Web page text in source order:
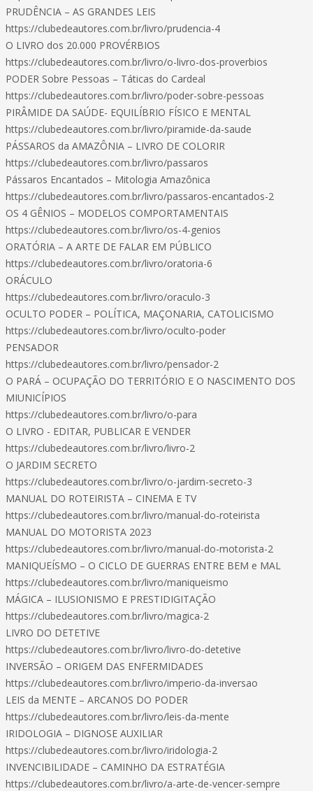
PRUDÊNCIA – AS GRANDES LEIS
https://clubedeautores.com.br/livro/prudencia-4
O LIVRO dos 20.000 PROVÉRBIOS
https://clubedeautores.com.br/livro/o-livro-dos-proverbios
PODER Sobre Pessoas – Táticas do Cardeal
https://clubedeautores.com.br/livro/poder-sobre-pessoas
PIRÂMIDE DA SAÚDE- EQUILÍBRIO FÍSICO E MENTAL
https://clubedeautores.com.br/livro/piramide-da-saude
PÁSSAROS da AMAZÔNIA – LIVRO DE COLORIR
https://clubedeautores.com.br/livro/passaros
Pássaros Encantados – Mitologia Amazônica
https://clubedeautores.com.br/livro/passaros-encantados-2
OS 4 GÊNIOS – MODELOS COMPORTAMENTAIS
https://clubedeautores.com.br/livro/os-4-genios
ORATÓRIA – A ARTE DE FALAR EM PÚBLICO
https://clubedeautores.com.br/livro/oratoria-6
ORÁCULO
https://clubedeautores.com.br/livro/oraculo-3
OCULTO PODER – POLÍTICA, MAÇONARIA, CATOLICISMO
https://clubedeautores.com.br/livro/oculto-poder
PENSADOR
https://clubedeautores.com.br/livro/pensador-2
O PARÁ – OCUPAÇÃO DO TERRITÓRIO E O NASCIMENTO DOS
MIUNICÍPIOS
https://clubedeautores.com.br/livro/o-para
O LIVRO - EDITAR, PUBLICAR E VENDER
https://clubedeautores.com.br/livro/livro-2
O JARDIM SECRETO
https://clubedeautores.com.br/livro/o-jardim-secreto-3
MANUAL DO ROTEIRISTA – CINEMA E TV
https://clubedeautores.com.br/livro/manual-do-roteirista
MANUAL DO MOTORISTA 2023
https://clubedeautores.com.br/livro/manual-do-motorista-2
MANIQUEÍSMO – O CICLO DE GUERRAS ENTRE BEM e MAL
https://clubedeautores.com.br/livro/maniqueismo
MÁGICA – ILUSIONISMO E PRESTIDIGITAÇÃO
https://clubedeautores.com.br/livro/magica-2
LIVRO DO DETETIVE
https://clubedeautores.com.br/livro/livro-do-detetive
INVERSÃO – ORIGEM DAS ENFERMIDADES
https://clubedeautores.com.br/livro/imperio-da-inversao
LEIS da MENTE – ARCANOS DO PODER
https://clubedeautores.com.br/livro/leis-da-mente
IRIDOLOGIA – DIGNOSE AUXILIAR
https://clubedeautores.com.br/livro/iridologia-2
INVENCIBILIDADE – CAMINHO DA ESTRATÉGIA
https://clubedeautores.com.br/livro/a-arte-de-vencer-sempre